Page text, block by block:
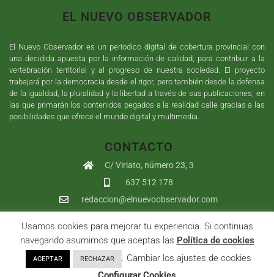
EL NUEVO OBSERVADOR
El Nuevo Observador es un periodico digital de cobertura provincial con
una decidida apuesta por la información de calidad, para contribuir a la
vertebración territorial y al progreso de nuestra sociedad. El proyecto
trabajará por la democracia desde el rigor, pero también desde la defensa
de la igualdad, la pluralidad y la libertad a través de sus publicaciones, en
las que primarán los contenidos pegados a la realidad calle gracias a las
posibilidades que ofrece el mundo digital y multimedia.
CONTACTO
C/ Viriato, número 23, 3
637 512 178
redaccion@elnuevoobservador.com
Copyright ©2026 El Nuevo Observador | Sumurdigital Diseño web
yDesarrollo| All Rights Reserved |
Privacidad|Política de cookies|User
Usamos cookies para mejorar tu experiencia. Si continuas
navegando asumimos que aceptas las Política de cookies
ACEPTAR RECHAZAR
. Cambiar los ajustes de cookies